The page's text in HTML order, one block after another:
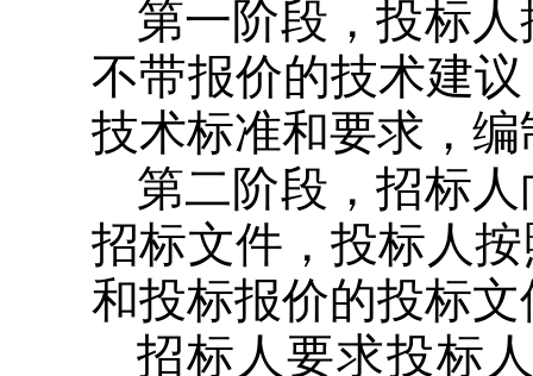
第一阶段，投标
不带报价的技术建
技术标准和要求，
第二阶段，招标
招标文件，投标人
和投标报价的投标文
招标人要求投标